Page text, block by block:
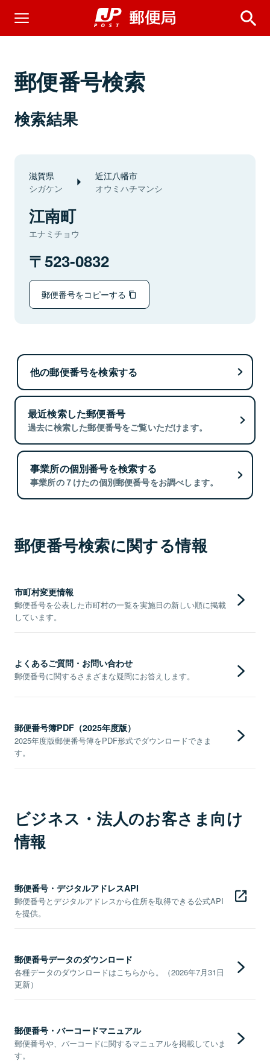
郵便番号検索
検索結果
滋賀県
シガケン
近江八幡市
オウミハチマンシ
江南町
エナミチョウ
523-0832
郵便番号をコピーする
他の郵便番号を検索する
最近検索した郵便番号
過去に検索した郵便番号をご覧いただけます。
事業所の個別番号を検索する
事業所の７けたの個別郵便番号をお調べします。
郵便番号検索に関する情報
市町村変更情報
郵便番号を公表した市町村の一覧を実施日の新しい順に掲載
しています。
よくあるご質問・お問い合わせ
郵便番号に関するさまざまな疑問にお答えします。
郵便番号簿PDF（2025年度版）
2025年度版郵便番号簿をPDF形式でダウンロードできま
す。
ビジネス・法人のお客さま向け
情報
郵便番号・デジタルアドレスAPI
郵便番号とデジタルアドレスから住所を取得できる公式API
を提供。
郵便番号データのダウンロード
各種データのダウンロードはこちらから。（2026年7月31日
更新）
郵便番号・バーコードマニュアル
郵便番号や、バーコードに関するマニュアルを掲載していま
す。